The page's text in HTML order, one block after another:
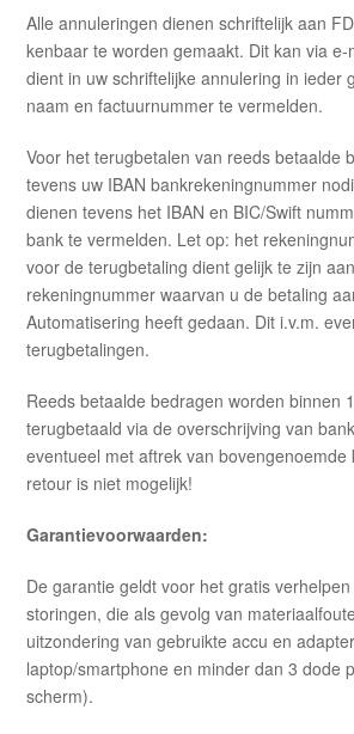
Alle annuleringen dienen schriftelijk aan
kenbaar te worden gemaakt. Dit kan via e-
dient in uw schriftelijke annulering in ieder
naam en factuurnummer te vermelden.
Voor het terugbetalen van reeds betaalde
tevens uw IBAN bankrekeningnummer
dienen tevens het IBAN en BIC/Swift
bank te vermelden. Let op: het
voor de terugbetaling dient gelijk te zijn
rekeningnummer waarvan u de betaling
Automatisering heeft gedaan. Dit i.v.m.
terugbetalingen.
Reeds betaalde bedragen worden binnen
terugbetaald via de overschrijving van
eventueel met aftrek van bovengenoemde
retour is niet mogelijk!
Garantievoorwaarden:
De garantie geldt voor het gratis
storingen, die als gevolg van
uitzondering van gebruikte accu en
laptop/smartphone en minder dan 3 dode
scherm).